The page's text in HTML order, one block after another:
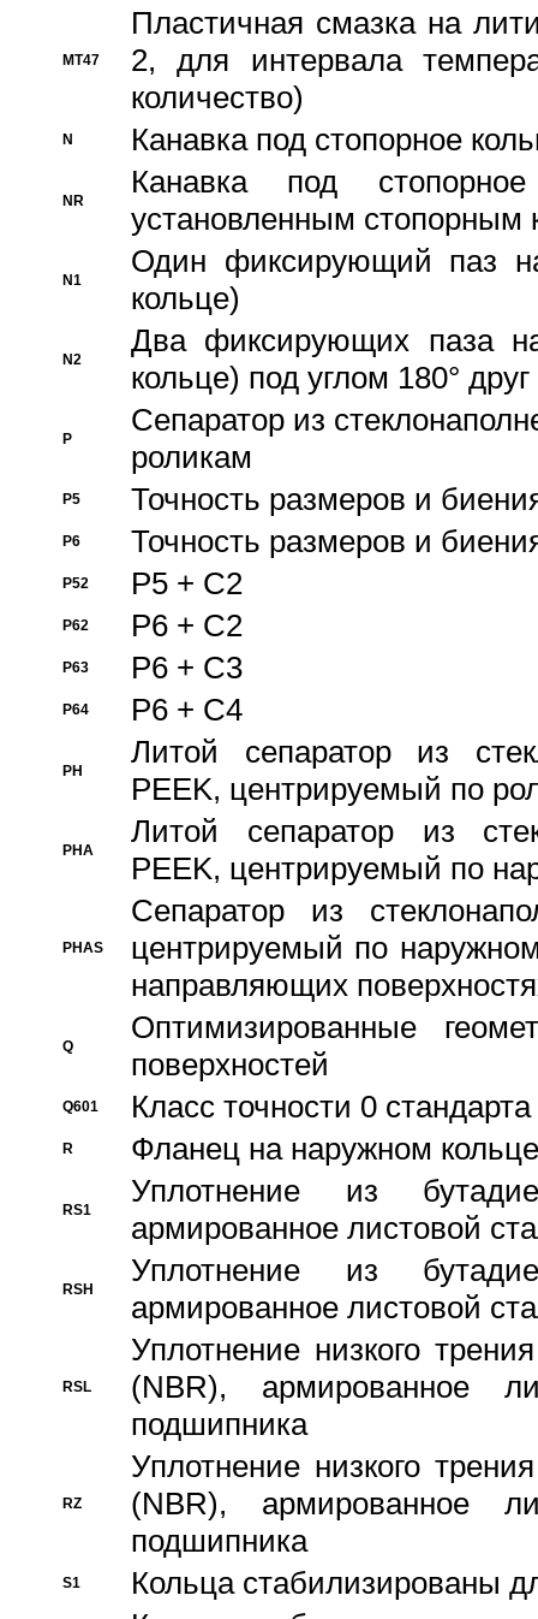
MT47
Пластичная смазка на
2, для интервала
количество)
N Канавка под стопорное
NR
Канавка под
установленным стопорным
N1
Один фиксирующий паз
кольце)
N2
Два фиксирующих паза
кольце) под углом 180° друг
P
Cепаратор из
роликам
P5 Точность размеров и
P6 Точность размеров и
P52 P5 + C2
P62 P6 + C2
P63 P6 + C3
P64 P6 + C4
PH
Литой сепаратор из
PEEK, центрируемый по
PHA
Литой сепаратор из
PEEK, центрируемый по
PHAS
Сепаратор из
центрируемый по
направляющих
Q
Оптимизированные
поверхностей
Q601 Класс точности 0
R Фланец на наружном кольце
RS1
Уплотнение из
армированное листовой
RSH
Уплотнение из
армированное листовой
RSL
Уплотнение низкого
(NBR), армированное
подшипника
RZ
Уплотнение низкого
(NBR), армированное
подшипника
S1 Кольца стабилизированы